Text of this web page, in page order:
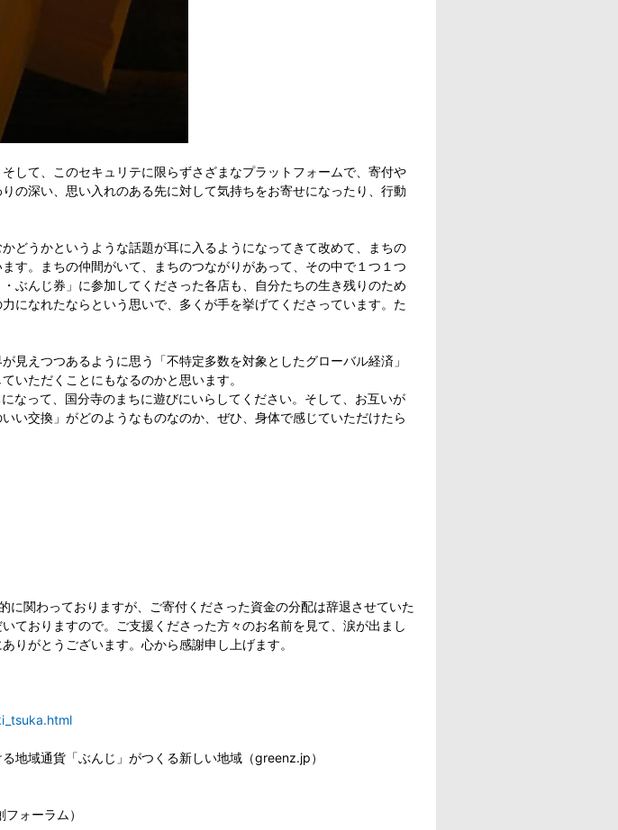
して、このセキュリテに限らずさざまなプラットフォームで、寄付や
の深い、思い入れのある先に対して気持ちをお寄せになったり、行動
どうかというような話題が耳に入るようになってきて改めて、まちの
す。まちの仲間がいて、まちのつながりがあって、その中で１つ１つ
ぶんじ券」に参加してくださった各店も、自分たちの生き残りのため
になれたならという思いで、多くが手を挙げてくださっています。た
見えつつあるように思う「不特定多数を対象としたグローバル経済」
いただくことにもなるのかと思います。
なって、国分寺のまちに遊びにいらしてください。そして、お互いが
い交換」がどのようなものなのか、ぜひ、身体で感じていただけたら
関わっておりますが、ご寄付くださった資金の分配は辞退させていた
ておりますので。ご支援くださった方々のお名前を見て、涙が出まし
りがとうございます。心から感謝申し上げます。
地域通貨「ぶんじ」がつくる新しい地域（greenz.jp）
ォーラム）